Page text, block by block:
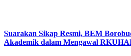
Suarakan Sikap Resmi, BEM
Akademik dalam Mengawal